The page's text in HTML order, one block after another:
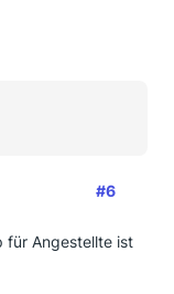
#6
für Angestellte ist